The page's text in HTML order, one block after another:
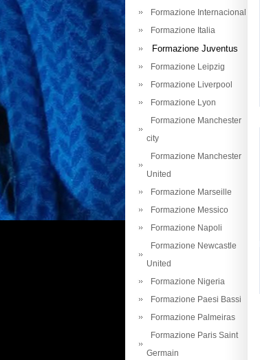
Formazione Internacional
Formazione Italia
Formazione Juventus
Formazione Leipzig
Formazione Liverpool
Formazione Lyon
Formazione Manchester
city
Formazione Manchester
United
Formazione Marseille
Formazione Messico
Formazione Napoli
Formazione Newcastle
United
Formazione Nigeria
Formazione Paesi Bassi
Formazione Palmeiras
Formazione Paris Saint
Germain